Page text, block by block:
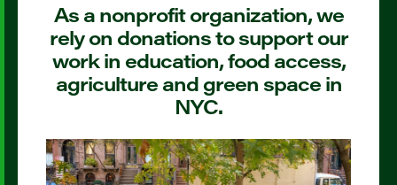
As a nonprofit organization, we
rely on donations to support our
work in education, food access,
agriculture and green space in
NYC.